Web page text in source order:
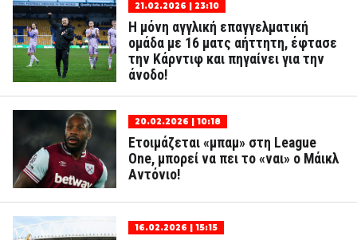
21.02.2026 | 23:10
Η μόνη αγγλική επαγγελματική
ομάδα με 16 ματς αήττητη, έφτασε
την Κάρντιφ και πηγαίνει για την
άνοδο!
20.02.2026 | 10:18
Ετοιμάζεται «μπαμ» στη League
One, μπορεί να πει το «ναι» ο Μάικλ
Αντόνιο!
16.02.2026 | 15:15